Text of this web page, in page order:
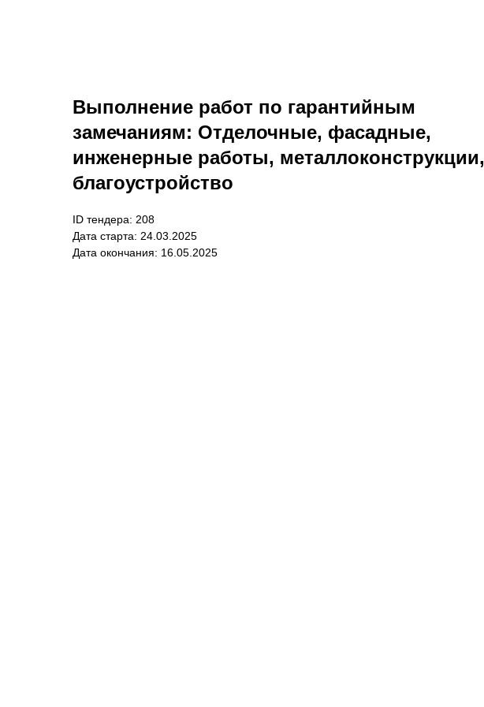
Выполнение работ по гарантийным
замечаниям: Отделочные, фасадные,
инженерные работы, металлоконструкции,
благоустройство
ID тендера: 208
Дата старта: 24.03.2025
Дата окончания: 16.05.2025